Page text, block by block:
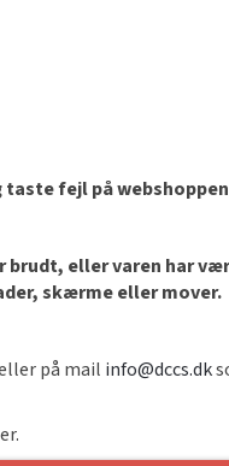
fejl på
brudt, eller varen har
skærme eller mover.
på mail info@dccs.dk